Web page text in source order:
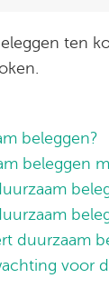
ten
beleggen?
beleggen
duurzaam
voor